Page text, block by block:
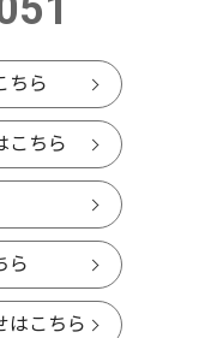
ちら
こちら
ら
はこちら